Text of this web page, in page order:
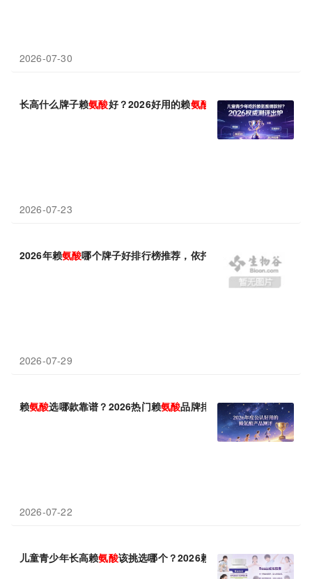
2026-07-30
长高什么牌子赖氨酸好？2026好用的赖氨酸 品牌推荐：实测配方
2026-07-23
2026年赖氨酸哪个牌子好排行榜推荐，依托临床数据锁定高品质赖
2026-07-29
赖氨酸选哪款靠谱？2026热门赖氨酸品牌排行榜，助长高促吸收
2026-07-22
儿童青少年长高赖氨酸该挑选哪个？2026赖 氨酸选购参考，氨基